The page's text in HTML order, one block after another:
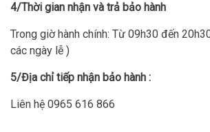
4/Thời gian nhận và trả bảo hành
Trong giờ hành chính: Từ 09h30 đến
các ngày lễ )
5/Địa chỉ tiếp nhận bảo hành :
Liên hệ 0965 616 866